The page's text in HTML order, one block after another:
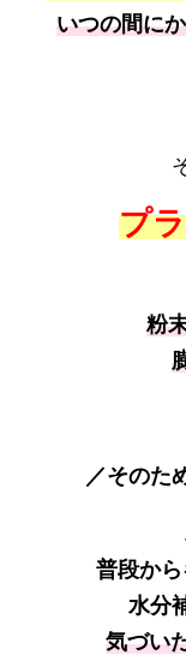
いつの間に
プ
粉
／そのた
普段か
水分
気づい